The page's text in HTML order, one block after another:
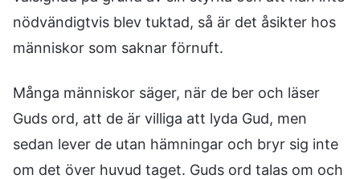
nödvändigtvis blev tuktad, så är det åsikter hos
människor som saknar förnuft.
Många människor säger, när de ber och läser
Guds ord, att de är villiga att lyda Gud, men
sedan lever de utan hämningar och bryr sig inte
om det över huvud taget. Guds ord talas om och